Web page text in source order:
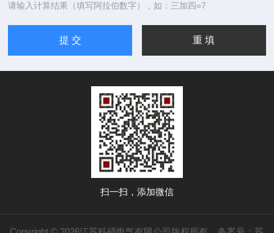
请输入计算结果（填写阿拉伯数字），如：三加四=7
扫一扫，添加微信